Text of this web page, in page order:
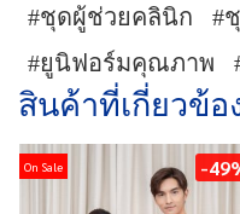
#ชุดผู้ช่วยคลินิก
#
#ยูนิฟอร์มคุณภาพ
สินค้าที่เกี่ยวข้อ
On Sale -